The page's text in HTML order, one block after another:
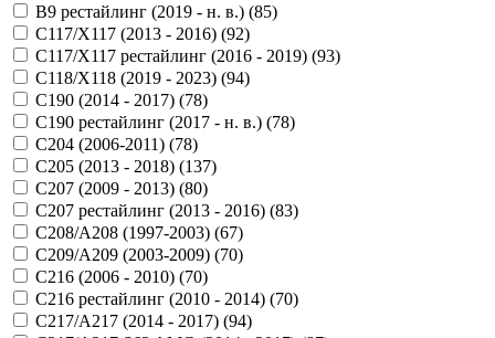
B9 рестайлинг (2019 - н. в.) (85)
C117/X117 (2013 - 2016) (92)
C117/X117 рестайлинг (2016 - 2019) (93)
C118/X118 (2019 - 2023) (94)
C190 (2014 - 2017) (78)
C190 рестайлинг (2017 - н. в.) (78)
C204 (2006-2011) (78)
C205 (2013 - 2018) (137)
C207 (2009 - 2013) (80)
C207 рестайлинг (2013 - 2016) (83)
C208/A208 (1997-2003) (67)
C209/A209 (2003-2009) (70)
C216 (2006 - 2010) (70)
C216 рестайлинг (2010 - 2014) (70)
C217/A217 (2014 - 2017) (94)